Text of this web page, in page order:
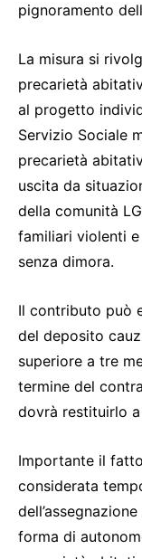
pignoramento
La misura si
precarietà
al progetto
Servizio Sociale
precarietà
uscita da
della comunità
familiari violenti
senza dimora.
Il contributo può
del deposito
superiore a tre
termine del
dovrà restituirlo
Importante il
considerata
forma di